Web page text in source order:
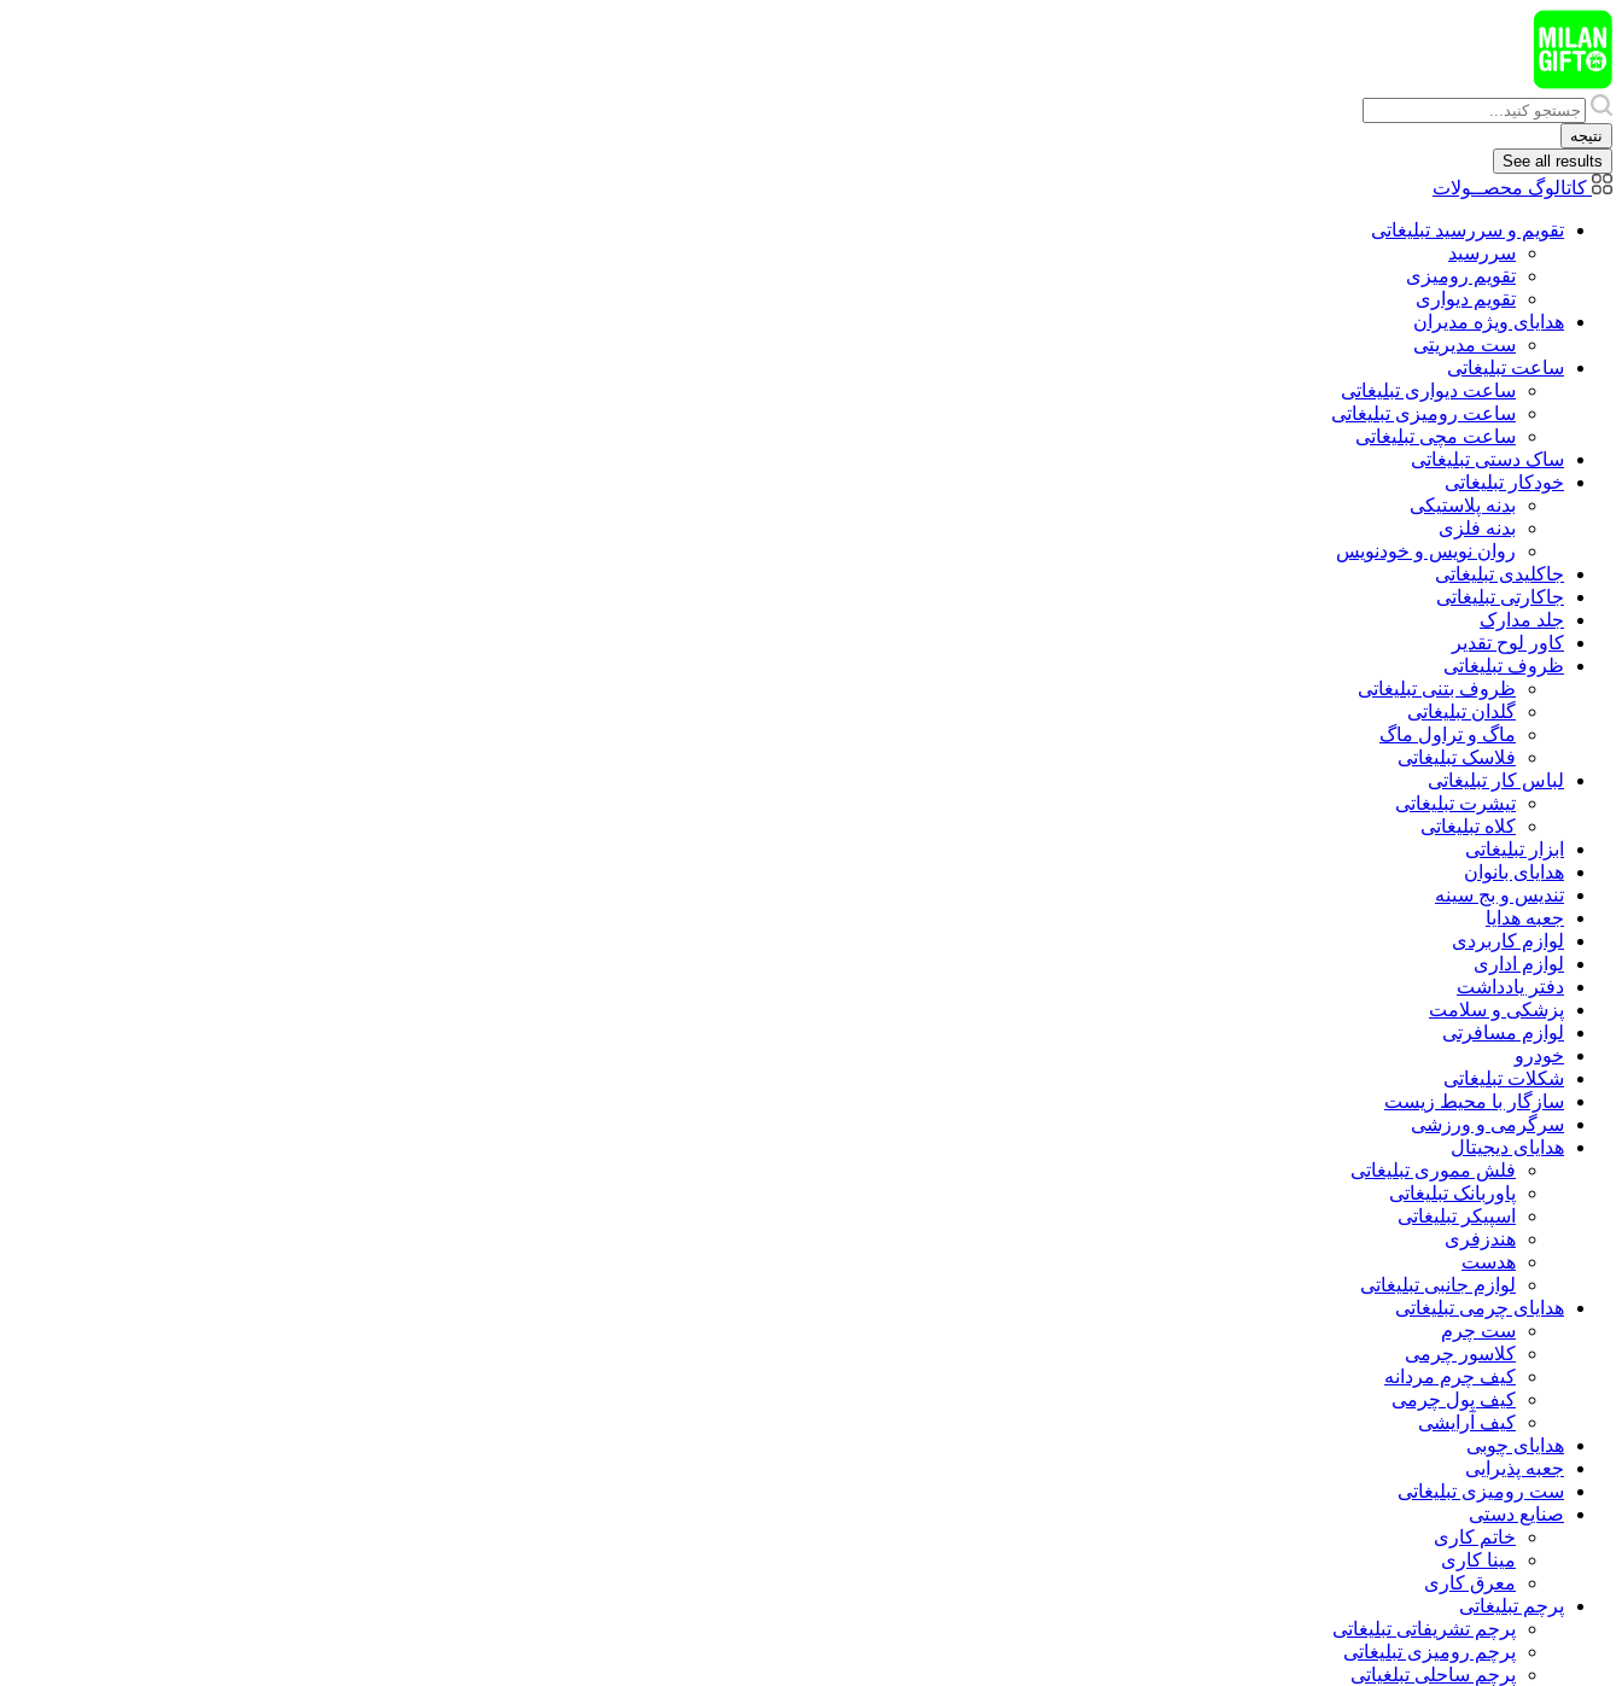
پرش
به
محتوا
Search
...
نتیجه
See all results
کاتالوگ محصــولات
تقویم و سررسید تبلیغاتی
سررسید
تقویم رومیزی
تقویم دیواری
هدایای ويژه مدیران
ست مدیریتی
ساعت تبلیغاتی
ساعت دیواری تبلیغاتی
ساعت رومیزی تبلیغاتی
ساعت مچی تبلیغاتی
ساک دستی تبلیغاتی
خودکار تبلیغاتی
بدنه پلاستیکی
بدنه فلزی
روان نویس و خودنویس
جاکلیدی تبلیغاتی
جاکارتی تبلیغاتی
جلد مدارک
کاور لوح تقدیر
ظروف تبلیغاتی
ظروف بتنی تبلیغاتی
گلدان تبلیغاتی
ماگ و تراول ماگ
فلاسک تبلیغاتی
لباس کار تبلیغاتی
تیشرت تبلیغاتی
کلاه تبلیغاتی
ابزار تبلیغاتی
هدایای بانوان
تندیس و بج سینه
جعبه هدایا
لوازم کاربردی
لوازم اداری
دفتر یادداشت
پزشکی و سلامت
لوازم مسافرتی
خودرو
شکلات تبلیغاتی
سازگار با محیط زیست
سرگرمی و ورزشی
هدایای دیجیتال
فلش مموری تبلیغاتی
پاوربانک تبلیغاتی
اسپیکر تبلیغاتی
هندزفری
هدست
لوازم جانبی تبلیغاتی
هدایای چرمی تبلیغاتی
ست چرم
کلاسور چرمی
کیف چرم مردانه
کیف پول چرمی
کیف آرایشی
هدایای چوبی
جعبه پذیرایی
ست رومیزی تبلیغاتی
صنایع دستی
خاتم کاری
مینا کاری
معرق کاری
پرچم تبلیغاتی
پرچم تشریفاتی تبلیغاتی
پرچم رومیزی تبلیغاتی
پرچم ساحلی تبلغیاتی